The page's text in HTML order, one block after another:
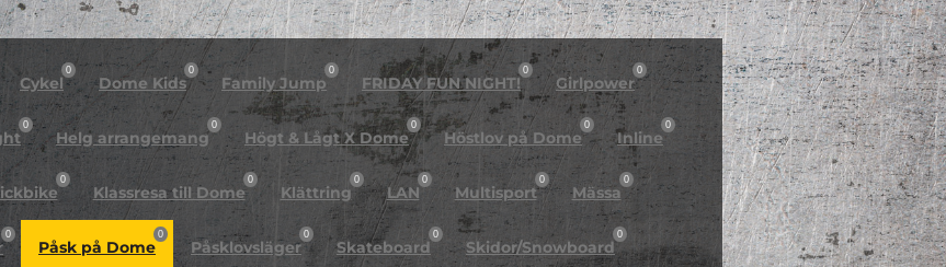
Cykel
0
Dome Kids
0
Family Jump
0
FRIDAY FUN NIGHT!
0
Girlpower
0
0
Helg arrangemang
0
Högt & Lågt X Dome
0
Höstlov på Dome
0
Inline
0
0
Klassresa till Dome
0
Klättring
0
LAN
0
Multisport
0
Mässa
0
0
Påsk på Dome
0
Påsklovsläger
0
Skateboard
0
Skidor/Snowboard
0